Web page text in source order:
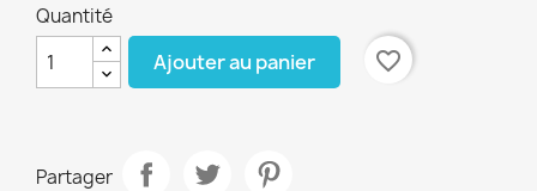
Quantité
Ajouter au panier favorite_border
Partager